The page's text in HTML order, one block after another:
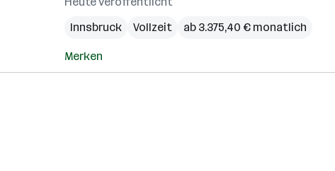
Innsbruck
Vollzeit ab 3.375,40 € monatlich
Merken